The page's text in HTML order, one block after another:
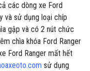
các dòng xe Ford
và sử dụng loại chíp
gập và có 2 nút chức
chìa khóa Ford Ranger
Ford Ranger mất hết
sử dụng